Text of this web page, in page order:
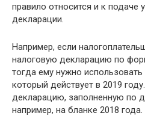
правило относится и к подаче
декларации.
Например, если
налоговую декларацию по
тогда ему нужно
который действует в 2019
декларацию, заполненную по
например, на бланке 2018 года.